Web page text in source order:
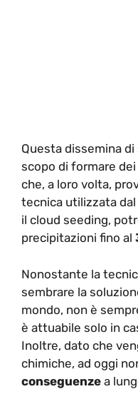
Questa dissemina
scopo di formare
che, a loro volta,
tecnica utilizzata
il cloud seeding,
precipitazioni fino al
Nonostante la
sembrare la
mondo, non è
è attuabile solo in
Inoltre, dato che
chimiche, ad oggi
conseguenze a